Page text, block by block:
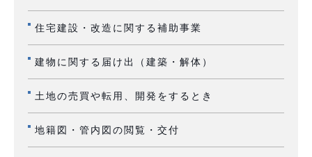
住宅建設・改造に関する補助事業
建物に関する届け出（建築・解体）
土地の売買や転用、開発をするとき
地籍図・管内図の閲覧・交付